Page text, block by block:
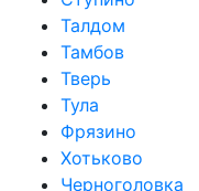
Талдом
Тамбов
Тверь
Тула
Фрязино
Хотьково
Черноголовка